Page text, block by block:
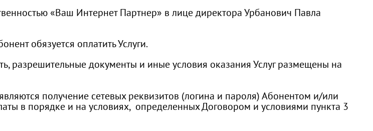
«Ваш Интернет Партнер» в лице директора Урбанович Павла
обязуется оплатить Услуги.
разрешительные документы и иные условия оказания Услуг размещены на
получение сетевых реквизитов (логина и пароля) Абонентом и/или
в порядке и на условиях, определенных Договором и условиями пункта 3